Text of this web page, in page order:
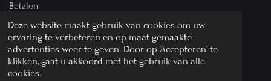
Deze website maakt gebruik van cookies om uw
ervaring te verbeteren en op maat gemaakte
advertenties weer te geven. Door op ‘Accepteren’ te
klikken, gaat u akkoord met het gebruik van alle
cookies.
Betalen
Privacyverklaring
© 2024 Bij Wilhelmina - Alle rechten voorbehouden
Powered by